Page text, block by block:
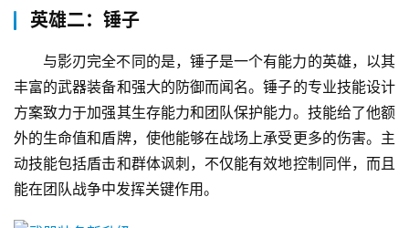
英雄二：锤子
与影刃完全不同的是，锤子是一个有能力的英雄，以其
丰富的武器装备和强大的防御而闻名。锤子的专业技能设计
方案致力于加强其生存能力和团队保护能力。技能给了他额
外的生命值和盾牌，使他能够在战场上承受更多的伤害。主
动技能包括盾击和群体讽刺，不仅能有效地控制同伴，而且
能在团队战争中发挥关键作用。